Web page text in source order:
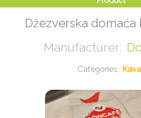
Džezverska domaća
Kava